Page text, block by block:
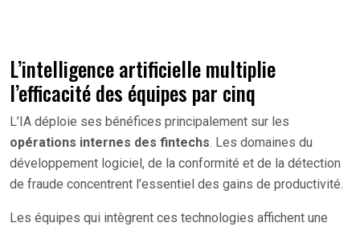
L’intelligence artificielle multiplie
l’efficacité des équipes par cinq
L’IA déploie ses bénéfices principalement sur les
opérations internes des fintechs. Les domaines du
développement logiciel, de la conformité et de la détection
de fraude concentrent l’essentiel des gains de productivité.
Les équipes qui intègrent ces technologies affichent une